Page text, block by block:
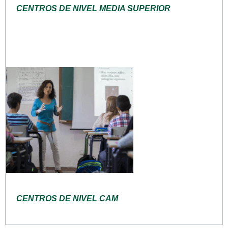
CENTROS DE NIVEL MEDIA SUPERIOR
CENTROS DE NIVEL CAM